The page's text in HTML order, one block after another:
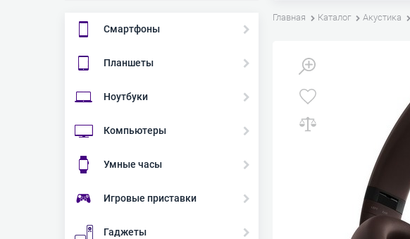
Смартфоны
Планшеты
Ноутбуки
Компьютеры
Умные часы
Игровые приставки
Гаджеты
Главная Каталог Акустика